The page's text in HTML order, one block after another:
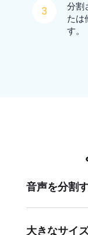
3
分割
たは
す。
音声を分割
ドストレージ
大きなサイ